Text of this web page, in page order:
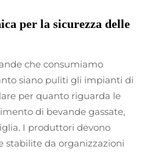
per la sicurezza delle
che consumiamo
siano puliti gli impianti di
per quanto riguarda le
di bevande gassate,
I produttori devono
stabilite da organizzazioni